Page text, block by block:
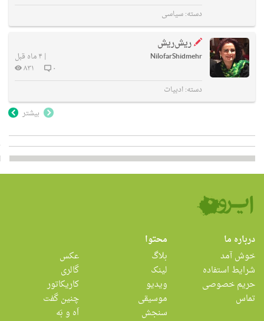
دسته:سیاسی
ریش‌ریش
NilofarShidmehr
| ۴ ماه قبل
۰
۸۳۱
دسته:ادبیات
بیشتر
درباره ما
خوش آمد
شرایط استفاده
حریم خصوصی
تماس
محتوا
بلاگ
لینک
ویدیو
موسیقی
سنجش
عکس
گالری
کاریکاتور
چنین گفت
اَه و بَه